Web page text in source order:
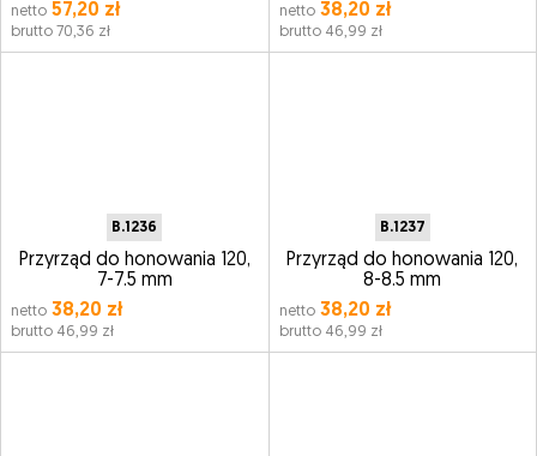
netto 57,20 zł
brutto 70,36 zł
netto38,20 zł
brutto 46,99 zł
B.1236
Przyrząd do honowania 120,
7-7.5 mm
netto 38,20 zł
brutto 46,99 zł
B.1237
Przyrząd do honowania 120,
8-8.5 mm
netto38,20 zł
brutto 46,99 zł